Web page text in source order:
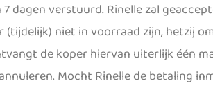
verstuurd. Rinelle zal
niet in voorraad zijn, hetzij
de koper hiervan uiterlijk één
Mocht Rinelle de betaling